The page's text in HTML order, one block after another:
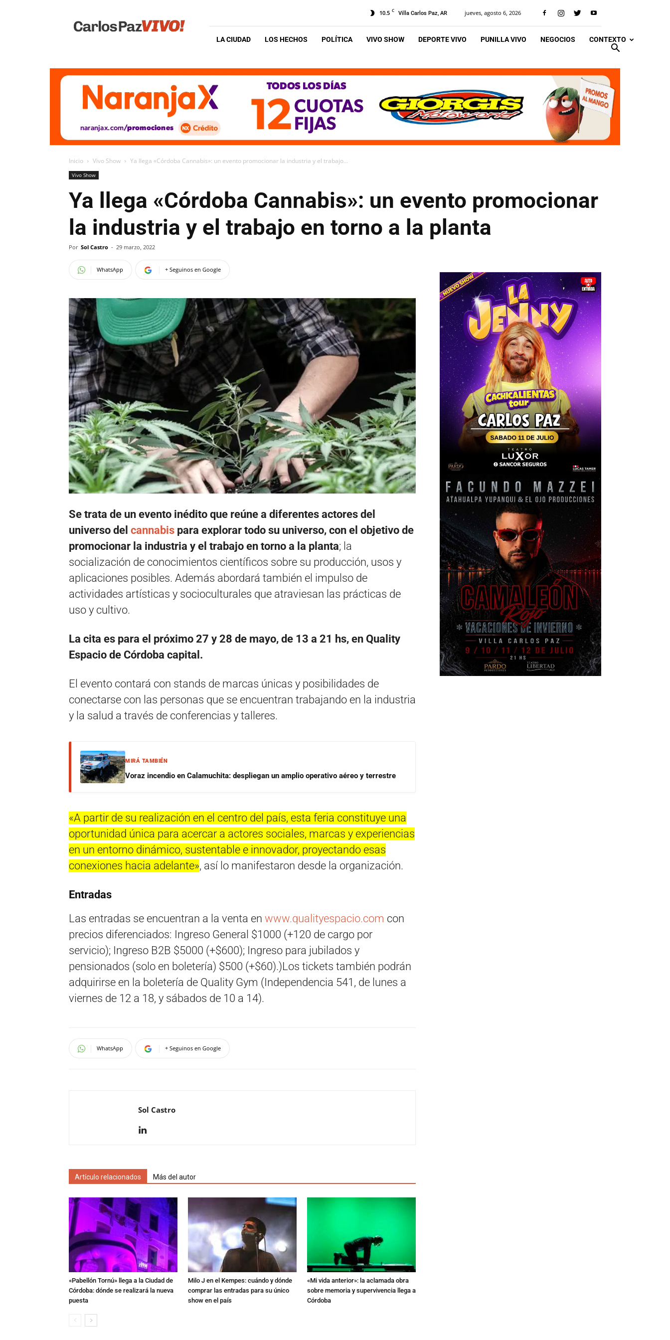
Vivo
10.5 C Villa Carlos Paz, AR jueves, agosto 6, 2026
LA CIUDAD LOS HECHOS POLÍTICA VIVO SHOW DEPORTE VIVO PUNILLA VIVO NEGOCIOS CONTEXTO
Inicio Vivo Show Ya llega «Córdoba Cannabis»: un evento promocionar la industria y el trabajo...
Vivo Show
Ya llega «Córdoba Cannabis»: un evento promocionar
la industria y el trabajo en torno a la planta
Por Sol Castro - 29 marzo, 2022
WhatsApp + Seguinos en Google
Se trata de un evento inédito que reúne a diferentes actores del
universo del cannabis para explorar todo su universo, con el objetivo de
promocionar la industria y el trabajo en torno a la planta; la
socialización de conocimientos científicos sobre su producción, usos y
aplicaciones posibles. Además abordará también el impulso de
actividades artísticas y socioculturales que atraviesan las prácticas de
uso y cultivo.
La cita es para el próximo 27 y 28 de mayo, de 13 a 21 hs, en Quality
Espacio de Córdoba capital.
El evento contará con stands de marcas únicas y posibilidades de
conectarse con las personas que se encuentran trabajando en la industria
y la salud a través de conferencias y talleres.
MIRÁ TAMBIÉN
Voraz incendio en Calamuchita: despliegan un amplio operativo aéreo y terrestre
«A partir de su realización en el centro del país, esta feria constituye una
oportunidad única para acercar a actores sociales, marcas y experiencias
en un entorno dinámico, sustentable e innovador, proyectando esas
conexiones hacia adelante», así lo manifestaron desde la organización.
Entradas
Las entradas se encuentran a la venta en www.qualityespacio.com con
precios diferenciados: Ingreso General $1000 (+120 de cargo por
servicio); Ingreso B2B $5000 (+$600); Ingreso para jubilados y
pensionados (solo en boletería) $500 (+$60).)Los tickets también podrán
adquirirse en la boletería de Quality Gym (Independencia 541, de lunes a
viernes de 12 a 18, y sábados de 10 a 14).
WhatsApp + Seguinos en Google
Sol Castro
Artículo relacionados Más del autor
«Pabellón Tornú» llega a la Ciudad de
Córdoba: dónde se realizará la nueva
puesta
Milo J en el Kempes: cuándo y dónde
comprar las entradas para su único
show en el país
«Mi vida anterior»: la aclamada obra
sobre memoria y supervivencia llega a
Córdoba